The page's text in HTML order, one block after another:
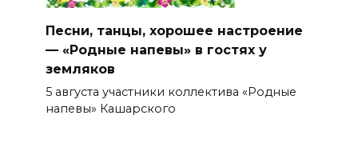
Песни, танцы, хорошее настроение
— «Родные напевы» в гостях у
земляков
5 августа участники коллектива «Родные
напевы» Кашарского